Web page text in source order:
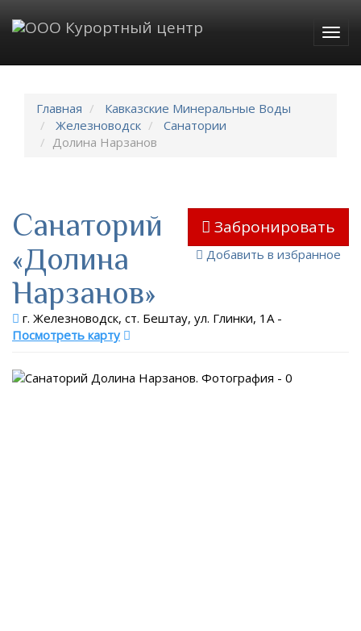
Главная
Кавказские Минеральные Воды
Железноводск
Санатории
Долина Нарзанов
Забронировать
Добавить в избранное
Санаторий
«Долина
Нарзанов»
г. Железноводск, ст. Бештау, ул. Глинки, 1А-
Посмотреть карту